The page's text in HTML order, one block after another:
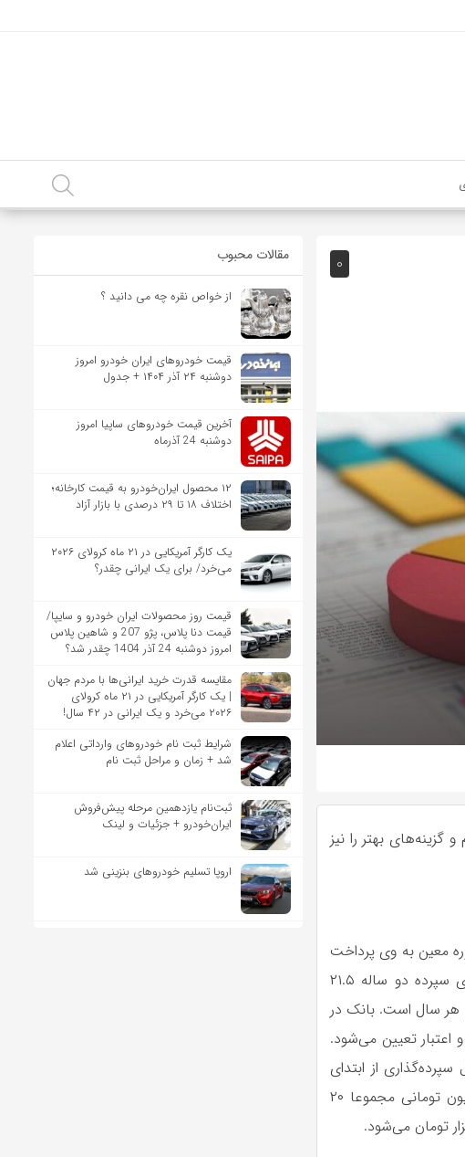
0
گزینه‌های بهتر را نیز
معین به وی پرداخت
می‌شود. در حال حاضر سود بانکی برای سپرده یک ساله ۲۰.۵ درصد، برای سپرده دو ساله ۲۱.۵
بیش از دو ساله ۲۲.۵ درصد به ازای هر سال است. بانک در
اعتبار تعیین می‌شود.
ساله برابر با ۲۰.۵ درصد کل پول سپرده‌گذاری از ابتدای
دوره است. مثلا سود پرداختی در یک سال برای سپرده یک ساله ۱۰۰ میلیون تومانی مجموعا ۲۰
مقالات محبوب
از خواص نقره چه می دانید ؟
قیمت خودرو‌های ایران خودرو امروز
دوشنبه ۲۴ آذر ۱۴۰۴ + جدول
آخرین قیمت خودروهای ساپیا امروز
دوشنبه 24 آذرماه
۱۲ محصول ایران‌خودرو به قیمت کارخانه؛
اختلاف ۱۸ تا ۲۹ درصدی با بازار آزاد
یک کارگر آمریکایی در ۲۱ ماه کرولای ۲۰۲۶
می‌خرد/ برای یک ایرانی چقدر؟
قیمت روز محصولات ایران خودرو و سایپا/
قیمت دنا پلاس، پژو 207 و شاهین پلاس
امروز دوشنبه 24 آذر 1404 چقدر شد؟
مقایسه قدرت خرید ایرانی‌ها با مردم جهان
| یک کارگر آمریکایی در ۲۱ ماه کرولای
۲۰۲۶ می‌خرد و یک ایرانی در ۴۲ سال!
شرایط ثبت نام خودروهای وارداتی اعلام
شد + زمان و مراحل ثبت نام
ثبت‌نام یازدهمین مرحله پیش‌فروش
ایران‌خودرو + جزئیات و لینک
اروپا تسلیم خودروهای بنزینی شد